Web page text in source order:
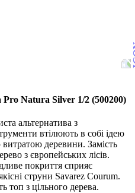
Natura Silver 1/2 (500200)
альтернатива з
втілюють в собі ідею
деревини. Замість
з європейських лісів.
покриття сприяє
струни Savarez Courum.
топ з цільного дерева.